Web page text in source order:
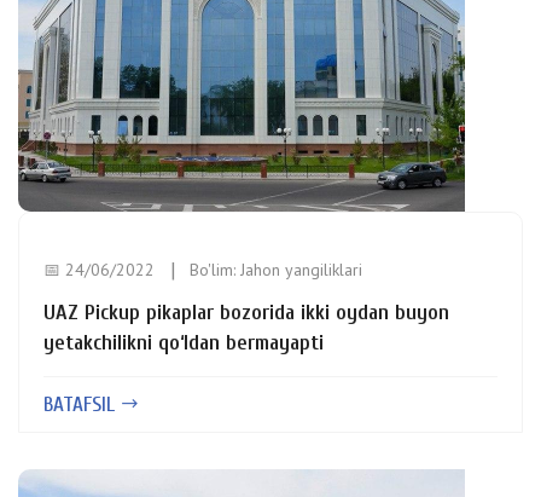
📅 24/06/2022 Bo'lim: Jahon yangiliklari
UAZ Pickup pikaplar bozorida ikki oydan buyon
yetakchilikni qo‘ldan bermayapti
BATAFSIL